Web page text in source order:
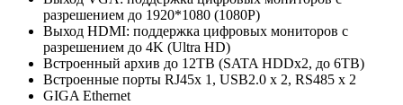
разрешением до 1920*1080 (1080Р)
Выход HDMI: поддержка цифровых мониторов с
разрешением до 4K (Ultra HD)
Встроенный архив до 12TB (SATA HDDx2, до 6TB)
Встроенные порты RJ45x 1, USB2.0 x 2, RS485 x 2
GIGA Ethernet